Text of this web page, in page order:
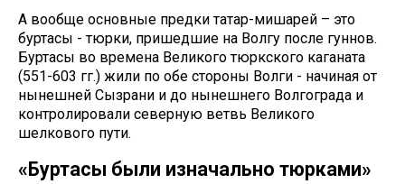
А вообще основные предки татар-мишарей – это
буртасы - тюрки, пришедшие на Волгу после гуннов.
Буртасы во времена Великого тюркского каганата
(551-603 гг.) жили по обе стороны Волги - начиная от
нынешней Сызрани и до нынешнего Волгограда и
контролировали северную ветвь Великого
шелкового пути.
«Буртасы были изначально тюрками»